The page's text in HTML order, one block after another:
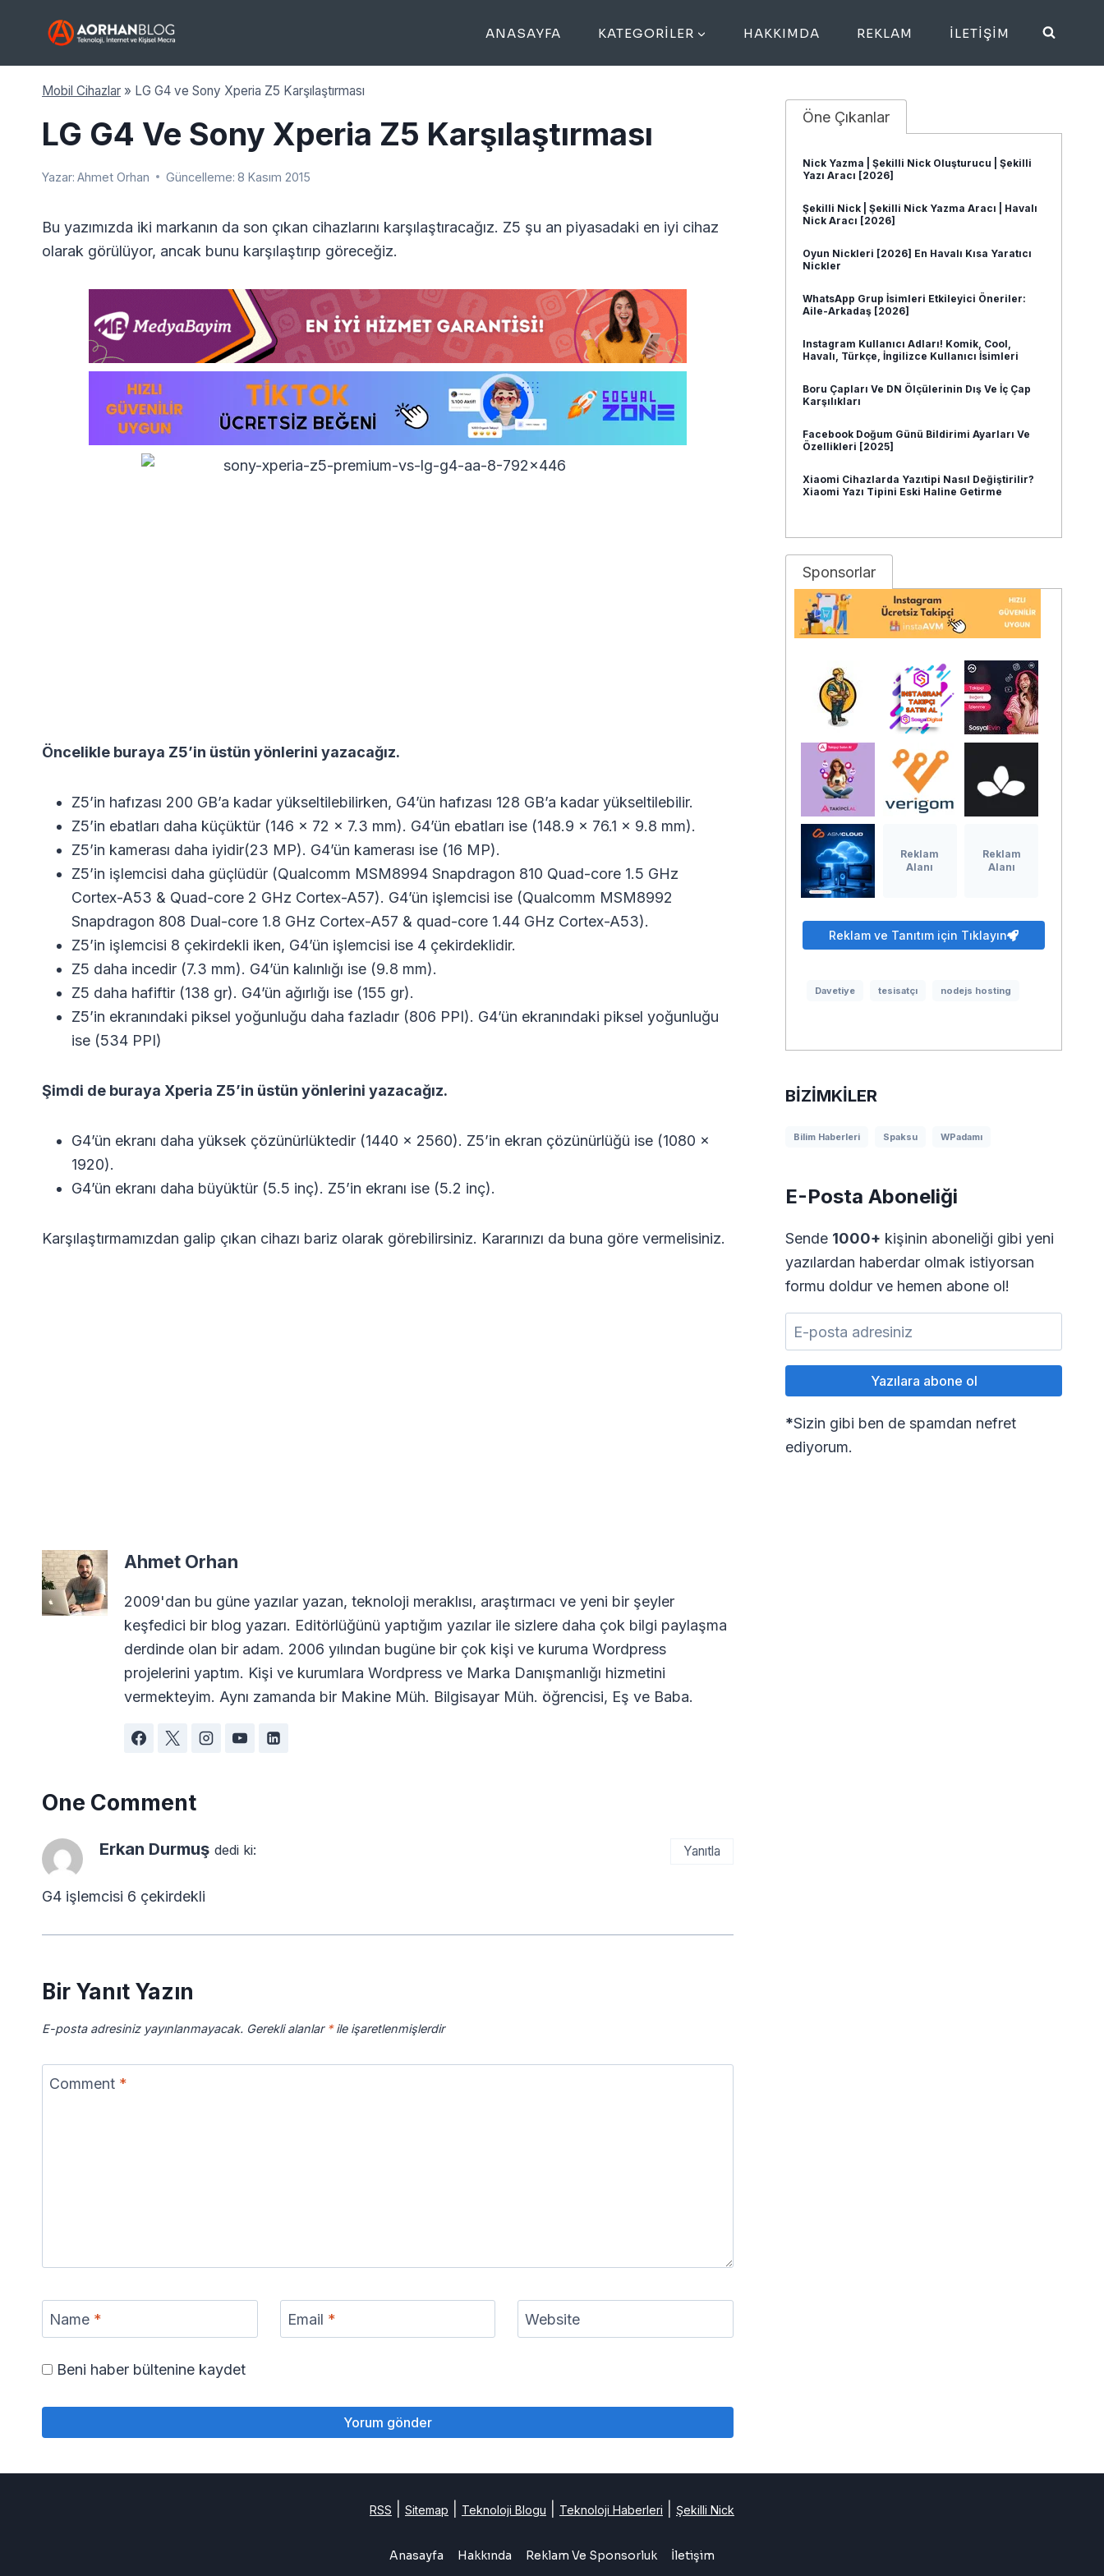
ANASAYFA KATEGORILER HAKKIMDA REKLAM İLETIŞIM
Mobil Cihazlar » LG G4 ve Sony Xperia Z5 Karşılaştırması
LG G4 Ve Sony Xperia Z5 Karşılaştırması
Yazar: Ahmet Orhan Güncelleme: 8 Kasım 2015
Bu yazımızda iki markanın da son çıkan cihazlarını karşılaştıracağız. Z5 şu an piyasadaki en iyi cihaz
olarak görülüyor, ancak bunu karşılaştırıp göreceğiz.
Öncelikle buraya Z5’in üstün yönlerini yazacağız.
Z5’in hafızası 200 GB’a kadar yükseltilebilirken, G4’ün hafızası 128 GB’a kadar yükseltilebilir.
Z5’in ebatları daha küçüktür (146 x 72 x 7.3 mm). G4’ün ebatları ise (148.9 x 76.1 x 9.8 mm).
Z5’in kamerası daha iyidir(23 MP). G4’ün kamerası ise (16 MP).
Z5’in işlemcisi daha güçlüdür (Qualcomm MSM8994 Snapdragon 810 Quad-core 1.5 GHz
Cortex-A53 & Quad-core 2 GHz Cortex-A57). G4’ün işlemcisi ise (Qualcomm MSM8992
Snapdragon 808 Dual-core 1.8 GHz Cortex-A57 & quad-core 1.44 GHz Cortex-A53).
Z5’in işlemcisi 8 çekirdekli iken, G4’ün işlemcisi ise 4 çekirdeklidir.
Z5 daha incedir (7.3 mm). G4’ün kalınlığı ise (9.8 mm).
Z5 daha hafiftir (138 gr). G4’ün ağırlığı ise (155 gr).
Z5’in ekranındaki piksel yoğunluğu daha fazladır (806 PPI). G4’ün ekranındaki piksel yoğunluğu
ise (534 PPI)
Şimdi de buraya Xperia Z5’in üstün yönlerini yazacağız.
G4’ün ekranı daha yüksek çözünürlüktedir (1440 x 2560). Z5’in ekran çözünürlüğü ise (1080 x
1920).
G4’ün ekranı daha büyüktür (5.5 inç). Z5’in ekranı ise (5.2 inç).
Karşılaştırmamızdan galip çıkan cihazı bariz olarak görebilirsiniz. Kararınızı da buna göre vermelisiniz.
Ahmet Orhan
2009'dan bu güne yazılar yazan, teknoloji meraklısı, araştırmacı ve yeni bir şeyler
keşfedici bir blog yazarı. Editörlüğünü yaptığım yazılar ile sizlere daha çok bilgi paylaşma
derdinde olan bir adam. 2006 yılından bugüne bir çok kişi ve kuruma Wordpress
projelerini yaptım. Kişi ve kurumlara Wordpress ve Marka Danışmanlığı hizmetini
vermekteyim. Aynı zamanda bir Makine Müh. Bilgisayar Müh. öğrencisi, Eş ve Baba.
One Comment
Erkan Durmuş dedi ki:
G4 işlemcisi 6 çekirdekli
Yanıtla
Bir Yanıt Yazın
E-posta adresiniz yayınlanmayacak. Gerekli alanlar *ile işaretlenmişlerdir
Comment *
Name * Email * Website
Beni haber bültenine kaydet
Öne Çıkanlar
Nick Yazma | Şekilli Nick Oluşturucu | Şekilli
Yazı Aracı [2026]
Şekilli Nick | Şekilli Nick Yazma Aracı | Havalı
Nick Aracı [2026]
Oyun Nickleri [2026] En Havalı Kısa Yaratıcı
Nickler
WhatsApp Grup İsimleri Etkileyici Öneriler:
Aile-Arkadaş [2026]
Instagram Kullanıcı Adları! Komik, Cool,
Havalı, Türkçe, İngilizce Kullanıcı İsimleri
Boru Çapları Ve DN Ölçülerinin Dış Ve İç Çap
Karşılıkları
Facebook Doğum Günü Bildirimi Ayarları Ve
Özellikleri [2025]
Xiaomi Cihazlarda Yazıtipi Nasıl Değiştirilir?
Xiaomi Yazı Tipini Eski Haline Getirme
Sponsorlar
Reklam
Alanı
Reklam
Alanı
Reklam ve Tanıtım için Tıklayın
Davetiye tesisatçı nodejs hosting
BIZIMKILER
Bilim Haberleri Spaksu WPadamı
E-Posta Aboneliği
Sende 1000+ kişinin aboneliği gibi yeni
yazılardan haberdar olmak istiyorsan
formu doldur ve hemen abone ol!
*Sizin gibi ben de spamdan nefret
ediyorum.
RSS Sitemap Teknoloji Blogu Teknoloji Haberleri Şekilli Nick
Anasayfa Hakkında Reklam Ve Sponsorluk İletişim